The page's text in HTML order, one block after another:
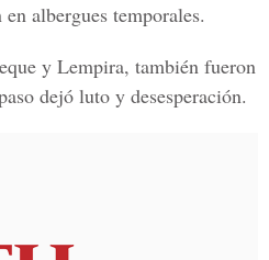
albergues temporales.
y Lempira, también fueron
dejó luto y desesperación.